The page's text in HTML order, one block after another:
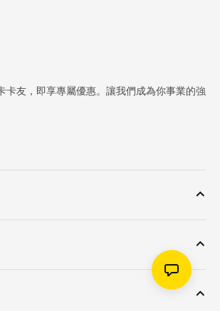
卡友，即享專屬優惠。讓我們成為你事業的強